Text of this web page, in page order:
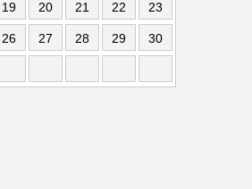
19 20 21 22 23
26 27 28 29 30